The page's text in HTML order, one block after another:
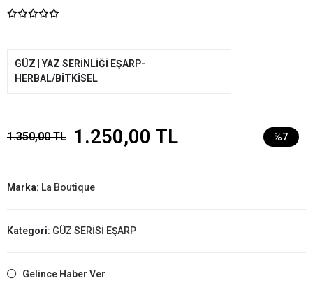
GÜZ | YAZ SERİNLİĞİ EŞARP-
HERBAL/BİTKİSEL
1.350,00 TL 1.250,00 TL %7
Marka: La Boutique
Kategori: GÜZ SERİSİ EŞARP
Gelince Haber Ver